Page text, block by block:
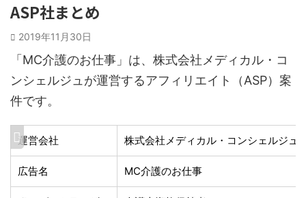
ASP社まとめ
2019年11月30日
「MC介護のお仕事」は、株式会社メディカル・コ
ンシェルジュが運営するアフィリエイト（ASP）案
件です。
運営会社 株式会社メディカル・コンシェルジュ
広告名 MC介護のお仕事